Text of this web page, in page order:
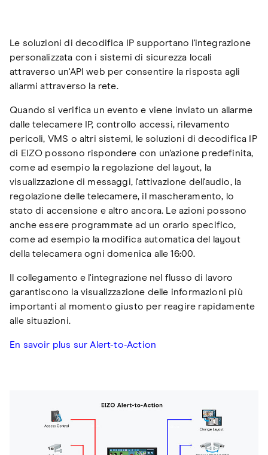
Le soluzioni di decodifica IP supportano l'integrazione
personalizzata con i sistemi di sicurezza locali
attraverso un'API web per consentire la risposta agli
allarmi attraverso la rete.
Quando si verifica un evento e viene inviato un allarme
dalle telecamere IP, controllo accessi, rilevamento
pericoli, VMS o altri sistemi, le soluzioni di decodifica IP
di EIZO possono rispondere con un'azione predefinita,
come ad esempio la regolazione del layout, la
visualizzazione di messaggi, l'attivazione dell'audio, la
regolazione delle telecamere, il mascheramento, lo
stato di accensione e altro ancora. Le azioni possono
anche essere programmate ad un orario specifico,
come ad esempio la modifica automatica del layout
della telecamera ogni domenica alle 16:00.
Il collegamento e l'integrazione nel flusso di lavoro
garantiscono la visualizzazione delle informazioni più
importanti al momento giusto per reagire rapidamente
alle situazioni.
En savoir plus sur Alert-to-Action